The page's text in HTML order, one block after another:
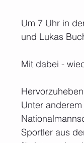
Um 7 Uhr in
und Lukas
Mit dabei -
Unter
Sportler aus